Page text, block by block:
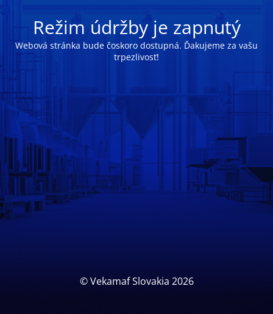
Režim údržby je zapnutý
Webová stránka bude čoskoro dostupná. Ďakujeme za vašu
trpezlivosť!
© Vekamaf Slovakia 2026